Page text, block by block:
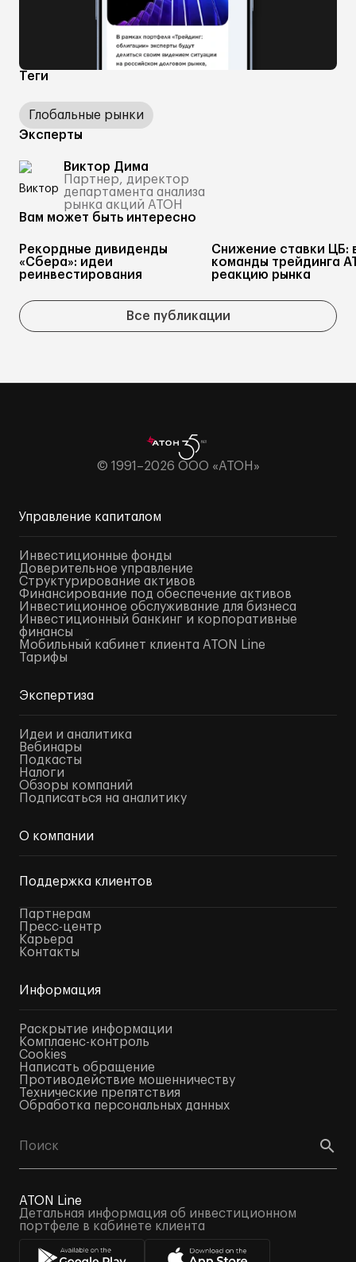
Теги
Глобальные рынки
Эксперты
Виктор Дима
Партнер, директор
департамента анализа
рынка акций АТОН
Вам может быть интересно
Рекордные дивиденды
«Сбера»: идеи
реинвестирования
Снижение ставки ЦБ:
команды трейдинга
реакцию рынка
Все публикации
© 1991–2026 ООО «АТОН»
Управление капиталом
Инвестиционные фонды
Доверительное управление
Структурирование активов
Финансирование под обеспечение активов
Инвестиционное обслуживание для бизнеса
Инвестиционный банкинг и корпоративные
финансы
Мобильный кабинет клиента ATON Line
Тарифы
Экспертиза
Идеи и аналитика
Вебинары
Подкасты
Налоги
Обзоры компаний
Подписаться на аналитику
О компании
Поддержка клиентов
Партнерам
Пресс-центр
Карьера
Контакты
Информация
Раскрытие информации
Комплаенс-контроль
Cookies
Написать обращение
Противодействие мошенничеству
Технические препятствия
Обработка персональных данных
ATON Line
Детальная информация об инвестиционном
портфеле в кабинете клиента